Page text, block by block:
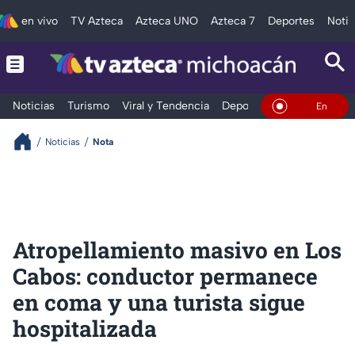
en vivo TV Azteca Azteca UNO Azteca 7 Deportes
Noticias Turismo Viral y Tendencia Deportes Espectáculos
En Vivo
Noticias Nota
Atropellamiento masivo en Los
Cabos: conductor permanece
en coma y una turista sigue
hospitalizada